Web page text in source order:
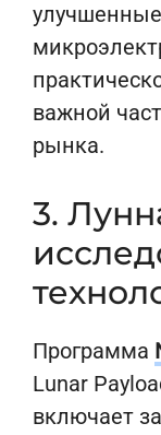
важной
рынка.
3.
Программа
Lunar
включает